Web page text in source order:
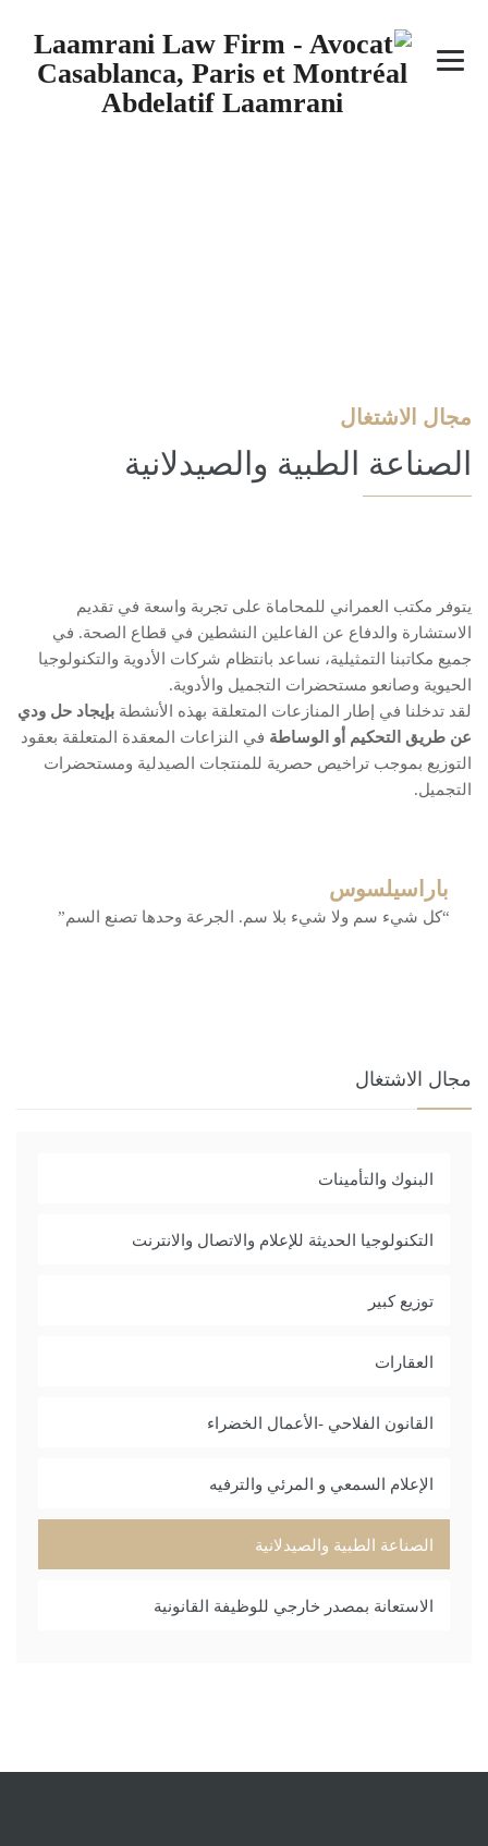
مجال الاشتغال
الصناعة الطبية والصيدلانية
يتوفر مكتب العمراني للمحاماة على تجربة واسعة في تقديم
الاستشارة والدفاع عن الفاعلين النشطين في قطاع الصحة. في
جميع مكاتبنا التمثيلية، نساعد بانتظام شركات الأدوية والتكنولوجيا
الحيوية وصانعو مستحضرات التجميل والأدوية.
لقد تدخلنا في إطار المنازعات المتعلقة بهذه الأنشطة بإيجاد حل ودي
عن طريق التحكيم أو الوساطة في النزاعات المعقدة المتعلقة بعقود
التوزيع بموجب تراخيص حصرية للمنتجات الصيدلية ومستحضرات
التجميل.
باراسيلسوس
“كل شيء سم ولا شيء بلا سم. الجرعة وحدها تصنع السم”
مجال الاشتغال
البنوك والتأمينات
التكنولوجيا الحديثة للإعلام والاتصال والانترنت
توزيع كبير
العقارات
القانون الفلاحي -الأعمال الخضراء
الإعلام السمعي و المرئي والترفيه
الصناعة الطبية والصيدلانية
الاستعانة بمصدر خارجي للوظيفة القانونية